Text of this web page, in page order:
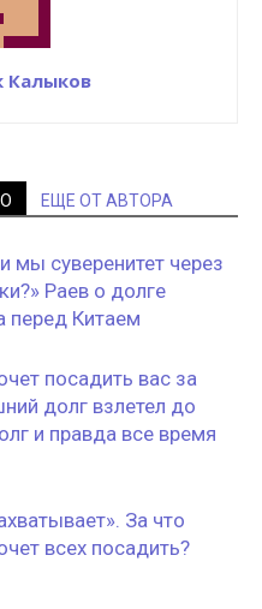
Калыков
ЕЩЕ ОТ АВТОРА
мы суверенитет через
Раев о долге
перед Китаем
посадить вас за
долг взлетел до
и правда все время
За что
всех посадить?